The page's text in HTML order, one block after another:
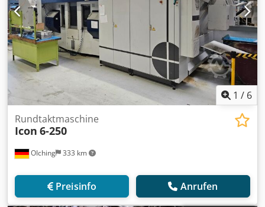
1 / 6
OIching 333 km
Rundtaktmaschine
Icon 6-250
Preisinfo Anrufen